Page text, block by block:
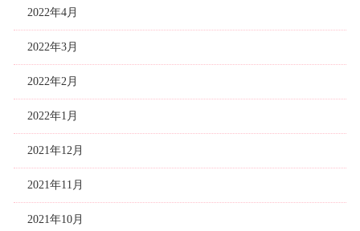
2022年4月
2022年3月
2022年2月
2022年1月
2021年12月
2021年11月
2021年10月